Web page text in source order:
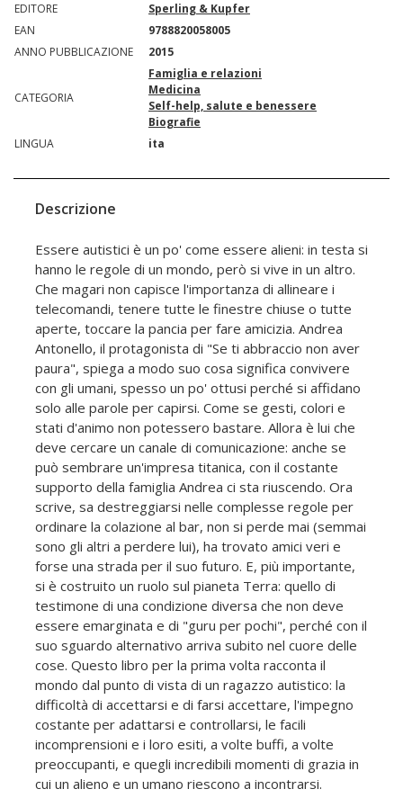
EDITORE
Sperling & Kupfer
EAN
9788820058005
ANNO PUBBLICAZIONE
2015
CATEGORIA
Famiglia e relazioni
Medicina
Self-help, salute e benessere
Biografie
LINGUA
ita
Descrizione
Essere autistici è un po' come essere alieni: in testa si
hanno le regole di un mondo, però si vive in un altro.
Che magari non capisce l'importanza di allineare i
telecomandi, tenere tutte le finestre chiuse o tutte
aperte, toccare la pancia per fare amicizia. Andrea
Antonello, il protagonista di "Se ti abbraccio non aver
paura", spiega a modo suo cosa significa convivere
con gli umani, spesso un po' ottusi perché si affidano
solo alle parole per capirsi. Come se gesti, colori e
stati d'animo non potessero bastare. Allora è lui che
deve cercare un canale di comunicazione: anche se
può sembrare un'impresa titanica, con il costante
supporto della famiglia Andrea ci sta riuscendo. Ora
scrive, sa destreggiarsi nelle complesse regole per
ordinare la colazione al bar, non si perde mai (semmai
sono gli altri a perdere lui), ha trovato amici veri e
forse una strada per il suo futuro. E, più importante,
si è costruito un ruolo sul pianeta Terra: quello di
testimone di una condizione diversa che non deve
essere emarginata e di "guru per pochi", perché con il
suo sguardo alternativo arriva subito nel cuore delle
cose. Questo libro per la prima volta racconta il
mondo dal punto di vista di un ragazzo autistico: la
difficoltà di accettarsi e di farsi accettare, l'impegno
costante per adattarsi e controllarsi, le facili
incomprensioni e i loro esiti, a volte buffi, a volte
preoccupanti, e quegli incredibili momenti di grazia in
cui un alieno e un umano riescono a incontrarsi.